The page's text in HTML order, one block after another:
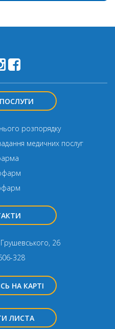
розпорядку
медичних послуг
26
328
НА КАРТІ
ЛИСТА